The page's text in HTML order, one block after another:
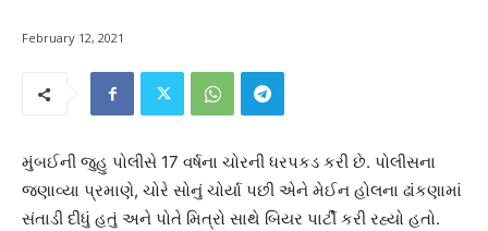
February 12, 2021
મુંબઈની જુહુ પોલીસે 17 વર્ષના ચોરની ધરપકડ કરી છે. પોલીસના
જણાવ્યા પ્રમાણે, ચોરે સોનું ચોર્યા પછી એને મેઈન હોલના ઢાંકણામાં
સંતાડી દીધું હતું અને પોતે મિત્રો સાથે બિયર પાર્ટી કરી રહ્યો હતો.